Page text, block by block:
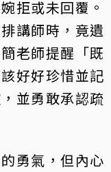
拒或未回覆。
講師時，竟遺
老師提醒「既
好好珍惜並記
並勇敢承認疏
勇氣，但內心